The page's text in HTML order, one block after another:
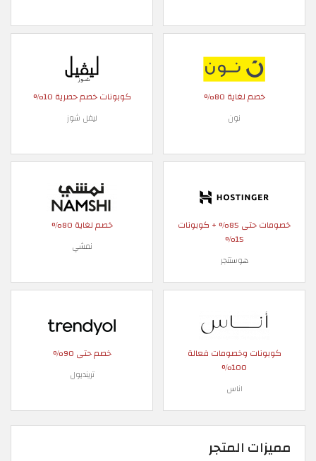
خصم لغاية 80%
نون
كوبونات خصم حصرية 10%
ليفل شوز
خصومات حتى 85% + كوبونات
15%
هوستنجر
خصم لغاية 80%
نمشي
كوبونات وخصومات فعالة
100%
اناس
خصم حتى 90%
ترينديول
مميزات المتجر